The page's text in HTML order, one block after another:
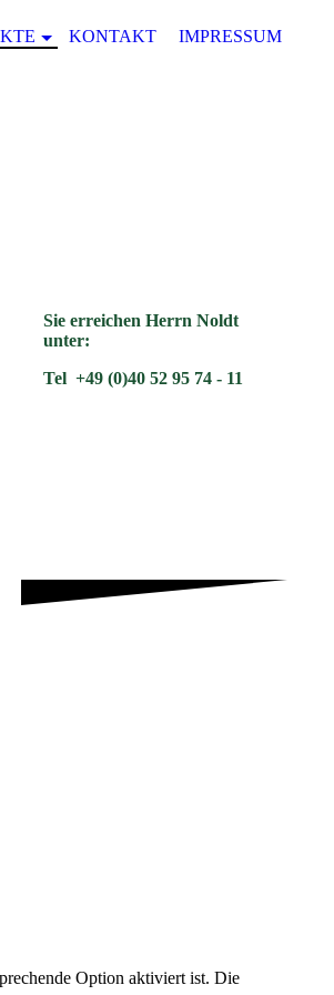
KONTAKT IMPRESSUM
Sie erreichen Herrn Noldt
unter:
Tel +49 (0)40 52 95 74 - 11
Option aktiviert ist. Die